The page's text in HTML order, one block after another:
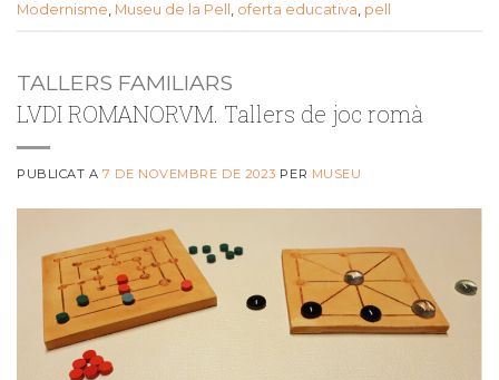
Modernisme, Museu de la Pell , oferta educativa, pell
TALLERS FAMILIARS
LVDI ROMANORVM. Tallers de joc romà
PUBLICAT A7 DE NOVEMBRE DE 2023 PER MUSEU